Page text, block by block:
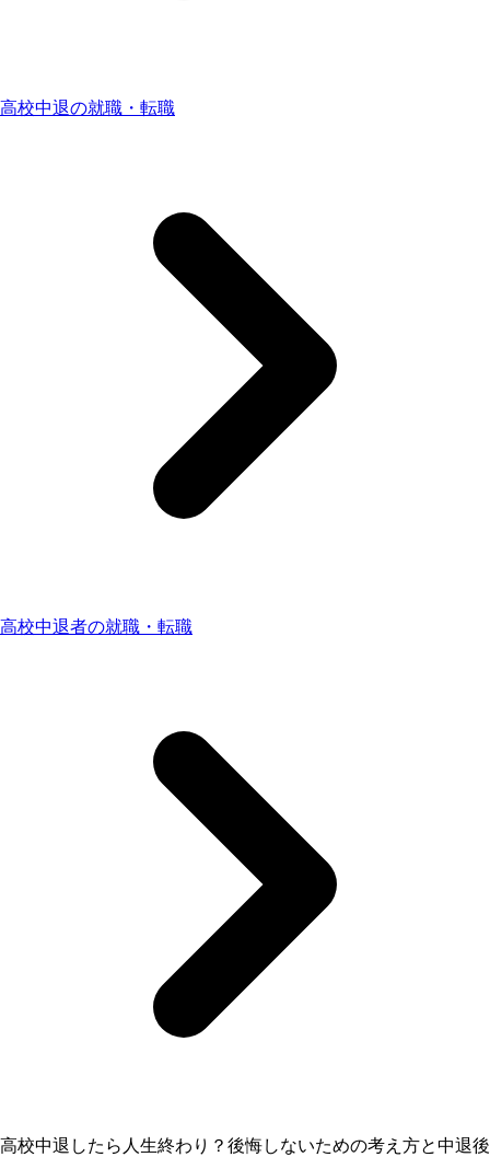
高校中退の就職・転職
高校中退者の就職・転職
高校中退したら人生終わり？後悔しないための考え方と中退後